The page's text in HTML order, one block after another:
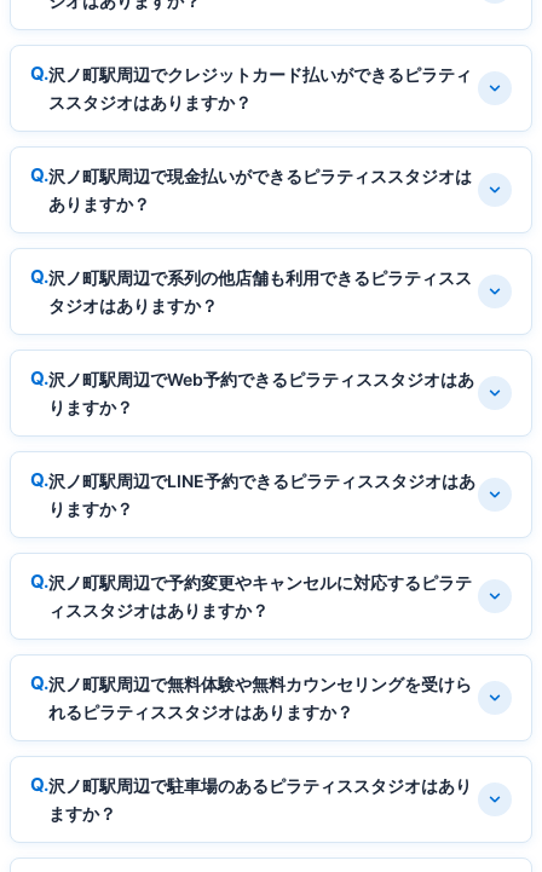
沢ノ町駅周辺でクレジットカード払いができるピラティ
ススタジオはありますか？
沢ノ町駅周辺で現金払いができるピラティススタジオは
ありますか？
沢ノ町駅周辺で系列の他店舗も利用できるピラティスス
タジオはありますか？
沢ノ町駅周辺でWeb予約できるピラティススタジオはあ
りますか？
沢ノ町駅周辺でLINE予約できるピラティススタジオはあ
りますか？
沢ノ町駅周辺で予約変更やキャンセルに対応するピラテ
ィススタジオはありますか？
沢ノ町駅周辺で無料体験や無料カウンセリングを受けら
れるピラティススタジオはありますか？
沢ノ町駅周辺で駐車場のあるピラティススタジオはあり
ますか？